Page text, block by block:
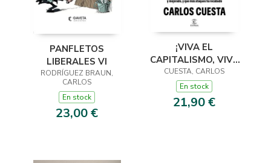
PANFLETOS
LIBERALES VI
RODRÍGUEZ BRAUN,
CARLOS
En stock
23,00 €
¡VIVA EL
CAPITALISMO, VIVA
LA LIBERTAD!
CUESTA, CARLOS
En stock
21,90 €